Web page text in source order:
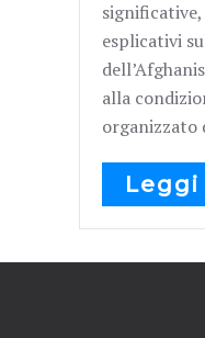
esplicativi
alla
organizzato